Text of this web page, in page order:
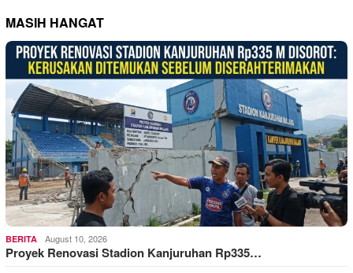
MASIH HANGAT
BERITA August 10, 2026
Proyek Renovasi Stadion Kanjuruhan Rp335…